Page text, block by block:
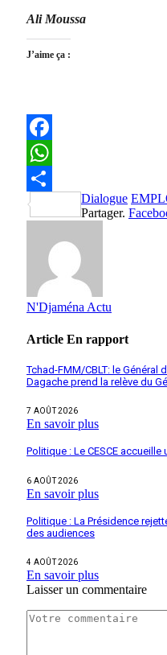
Ali Moussa
J’aime ça :
Facebook
WhatsApp
Partager
Dialogue
Partager.
N'Djaména Actu
Article En rapport
Tchad-FMM/CBLT: le Général
Dagache prend la relève du
7 AOÛT 2026
En savoir plus
Politique : Le CESCE
6 AOÛT 2026
En savoir plus
Politique : La Présidence
des audiences
4 AOÛT 2026
En savoir plus
Laisser un commentaire